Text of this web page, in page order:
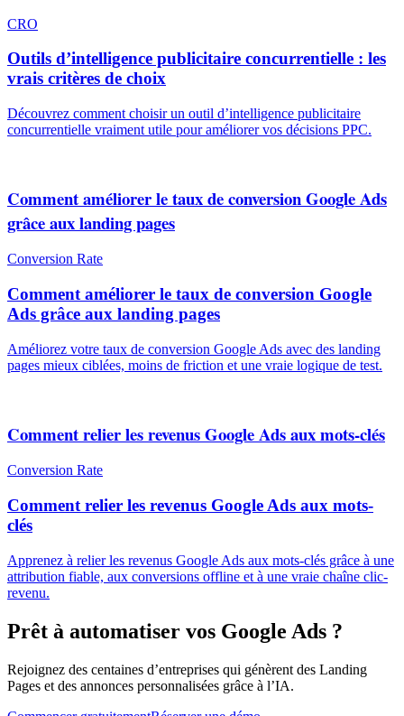
CRO
Outils d’intelligence publicitaire concurrentielle : les
vrais critères de choix
Découvrez comment choisir un outil d’intelligence publicitaire
concurrentielle vraiment utile pour améliorer vos décisions PPC.
Comment améliorer le taux de conversion Google Ads
grâce aux landing pages
Conversion Rate
Comment améliorer le taux de conversion Google
Ads grâce aux landing pages
Améliorez votre taux de conversion Google Ads avec des landing
pages mieux ciblées, moins de friction et une vraie logique de test.
Comment relier les revenus Google Ads aux mots-clés
Conversion Rate
Comment relier les revenus Google Ads aux mots-
clés
Apprenez à relier les revenus Google Ads aux mots-clés grâce à une
attribution fiable, aux conversions offline et à une vraie chaîne clic-
revenu.
Prêt à automatiser vos Google Ads ?
Rejoignez des centaines d’entreprises qui génèrent des Landing
Pages et des annonces personnalisées grâce à l’IA.